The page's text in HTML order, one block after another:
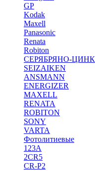
GP
Kodak
Maxell
Panasonic
Renata
Robiton
СЕРЯБРЯНО-
SEIZAIKEN
ANSMANN
ENERGIZER
MAXELL
RENATA
ROBITON
SONY
VARTA
Фотолитиевые
123A
2CR5
CR-P2